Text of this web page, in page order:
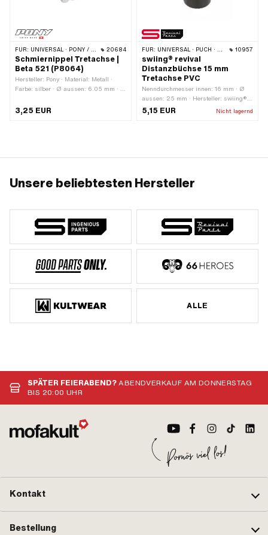
FÜR: UNIVERSAL · PONY / CILO (BETA 521 & 512) 20684
Schmiernippel Tretachse |
Beta 521 (P8064)
Hersteller: Pony · Material: Metall ·
Farbe: silber · Ø aussen: 6.05 mm · Ø
mm
3,25 EUR
FÜR: UNIVERSAL · PUCH · SACHS · ZÜNDAPP BELMONDO 10957
swiing® revival
Distanzbüchse 15 mm
Tretachse PVC
Nenndurchmesser innen: 16 mm · Ø
aussen: 25 mm · Hersteller: swiing®
revival parts · Material:
Polyvinylchlorid (PVC-U_hart) · Ø
5,15 EUR Nicht lagernd
Unsere beliebtesten Hersteller
ALLE
SPÄTER FEIERABEND?ABENDVERKAUF AM DONNERSTAG
BIS 20:00 UHR
Kontakt
Bestellung